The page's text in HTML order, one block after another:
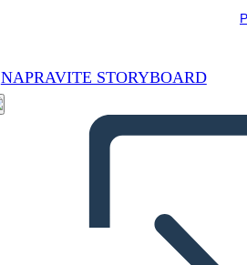
NAPRAVITE STORYBOARD